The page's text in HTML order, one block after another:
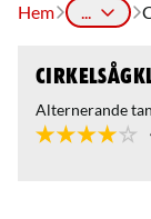
Hem ...
Alternerande